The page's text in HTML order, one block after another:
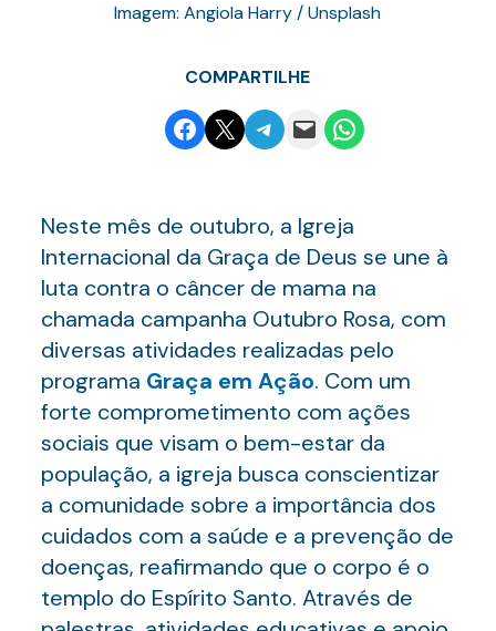
Imagem: Angiola Harry / Unsplash
COMPARTILHE
Share on Facebook
Email this PageShare on Telegram
Email this PageShare on WhatsApp
Neste mês de outubro, a Igreja
Internacional da Graça de Deus se une à
luta contra o câncer de mama na
chamada campanha Outubro Rosa, com
diversas atividades realizadas pelo
programa Graça em Ação. Com um
forte comprometimento com ações
sociais que visam o bem-estar da
população, a igreja busca conscientizar
a comunidade sobre a importância dos
cuidados com a saúde e a prevenção de
doenças, reafirmando que o corpo é o
templo do Espírito Santo. Através de